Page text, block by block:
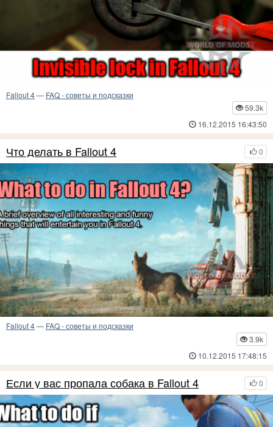
Fallout 4— FAQ - советы и подсказки
59.3k
16.12.2015 16:43:50
0
Что делать в Fallout 4
Fallout 4— FAQ - советы и подсказки
3.9k
10.12.2015 17:48:15
0
Если у вас пропала собака в Fallout 4